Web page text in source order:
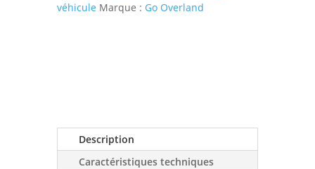
véhicule Marque : Go Overland
Description
Caractéristiques techniques